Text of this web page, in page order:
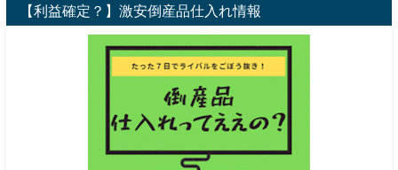
【利益確定？】激安倒産品仕入れ情報